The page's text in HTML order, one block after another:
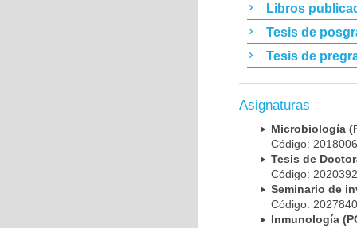
Libros
Tesis de
Tesis de
Asignaturas
Microbiología
Código:
Tesis de
Código:
Seminario de
Código:
Inmunología